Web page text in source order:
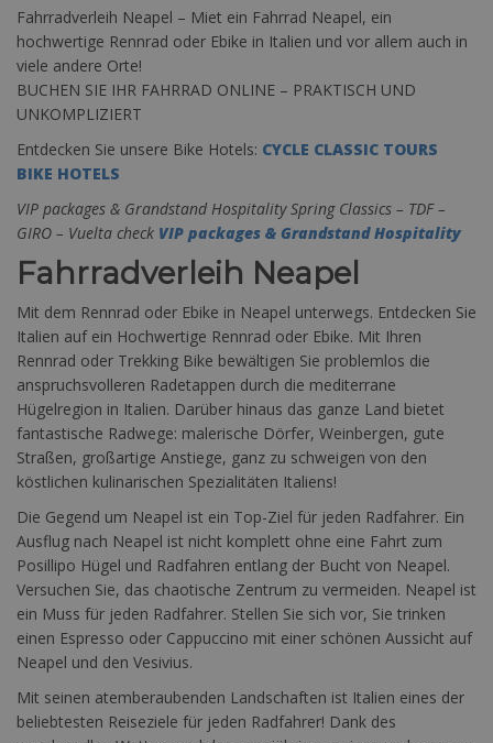
Fahrradverleih Neapel – Miet ein Fahrrad Neapel, ein
hochwertige Rennrad oder Ebike in Italien und vor allem auch in
viele andere Orte!
BUCHEN SIE IHR FAHRRAD ONLINE – PRAKTISCH UND
UNKOMPLIZIERT
Entdecken Sie unsere Bike Hotels: CYCLE CLASSIC TOURS
BIKE HOTELS
VIP packages & Grandstand Hospitality Spring Classics – TDF –
GIRO – Vuelta check VIP packages & Grandstand Hospitality
Fahrradverleih Neapel
Mit dem Rennrad oder Ebike in Neapel unterwegs. Entdecken Sie
Italien auf ein Hochwertige Rennrad oder Ebike. Mit Ihren
Rennrad oder Trekking Bike bewältigen Sie problemlos die
anspruchsvolleren Radetappen durch die mediterrane
Hügelregion in Italien. Darüber hinaus das ganze Land bietet
fantastische Radwege: malerische Dörfer, Weinbergen, gute
Straßen, großartige Anstiege, ganz zu schweigen von den
köstlichen kulinarischen Spezialitäten Italiens!
Die Gegend um Neapel ist ein Top-Ziel für jeden Radfahrer. Ein
Ausflug nach Neapel ist nicht komplett ohne eine Fahrt zum
Posillipo Hügel und Radfahren entlang der Bucht von Neapel.
Versuchen Sie, das chaotische Zentrum zu vermeiden. Neapel ist
ein Muss für jeden Radfahrer. Stellen Sie sich vor, Sie trinken
einen Espresso oder Cappuccino mit einer schönen Aussicht auf
Neapel und den Vesivius.
Mit seinen atemberaubenden Landschaften ist Italien eines der
beliebtesten Reiseziele für jeden Radfahrer! Dank des